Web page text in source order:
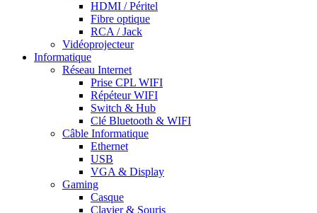
HDMI / Péritel
Fibre optique
RCA / Jack
Vidéoprojecteur
Informatique
Réseau Internet
Prise CPL WIFI
Répéteur WIFI
Switch & Hub
Clé Bluetooth & WIFI
Câble Informatique
Ethernet
USB
VGA & Display
Gaming
Casque
Clavier & Souris